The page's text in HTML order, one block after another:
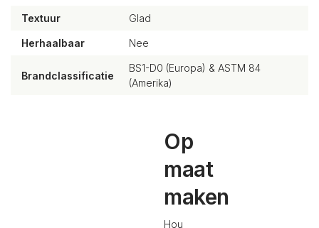
Textuur Glad
Herhaalbaar Nee
Brandclassificatie
BS1-D0 (Europa) & ASTM 84
(Amerika)
Op
maat
maken
Hou